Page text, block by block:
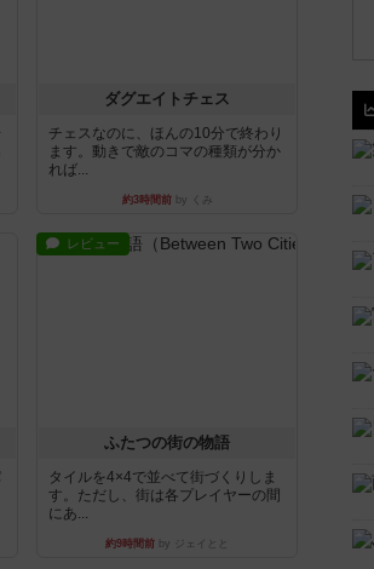
ダグエイトチェス
チェスなのに、ほんの10分で終わり
ます。動きで敵のコマの種類が分か
れば...
約3時間前by くみ
レビュー
ふたつの街の物語
タイルを4×4で並べて街づくりしま
す。ただし、街は各プレイヤーの間
にあ...
約9時間前 by ジェイとと